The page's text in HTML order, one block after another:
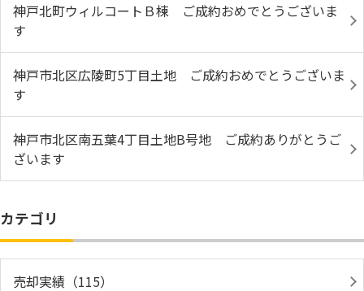
神戸北町ウィルコートＢ棟 ご成約おめでとうございま
す
神戸市北区広陵町5丁目土地 ご成約おめでとうございま
す
神戸市北区南五葉4丁目土地B号地 ご成約ありがとうご
ざいます
カテゴリ
売却実績（115）